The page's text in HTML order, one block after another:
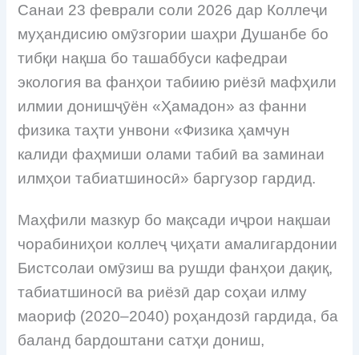
Санаи 23 феврали соли 2026 дар Коллеҷи
муҳандисию омӯзгории шаҳри Душанбе бо
тибқи нақша бо ташаббуси кафедраи
экология ва фанҳои табиию риёзӣ мафҳили
илмии донишҷӯён «Ҳамадон» аз фанни
физика таҳти унвони «Физика ҳамчун
калиди фаҳмиши олами табиӣ ва заминаи
илмҳои табиатшиносӣ» баргузор гардид.
Маҳфили мазкур бо мақсади иҷрои нақшаи
чорабиниҳои коллеҷ ҷиҳати амалигардонии
Бистсолаи омӯзиш ва рушди фанҳои дақиқ,
табиатшиносӣ ва риёзӣ дар соҳаи илму
маориф (2020–2040) роҳандозӣ гардида, ба
баланд бардоштани сатҳи дониш,